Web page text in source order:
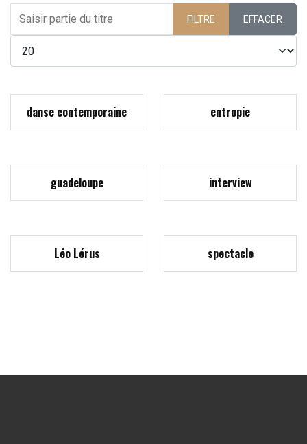
FILTRE EFFACER
danse contemporaine entropie
guadeloupe interview
Léo Lérus spectacle